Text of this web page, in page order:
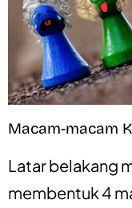
Macam-macam
Latar belakang
membentuk 4